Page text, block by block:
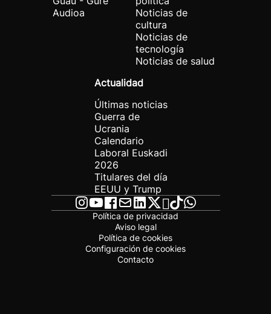
Audioa
Noticias de
cultura
Noticias de
tecnología
Noticias de salud
Actualidad
Últimas noticias
Guerra de
Ucrania
Calendario
Laboral Euskadi
2026
Titulares del día
EEUU y Trump
Política de privacidad
Aviso legal
Política de cookies
Configuración de cookies
Contacto